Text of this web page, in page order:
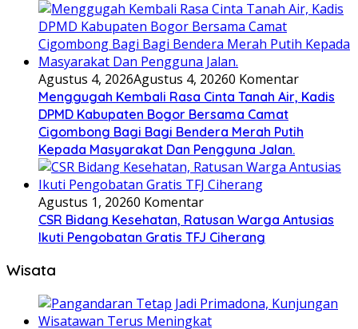
Agustus 4, 2026Agustus 4, 20260 Komentar
Menggugah Kembali Rasa Cinta Tanah Air, Kadis
DPMD Kabupaten Bogor Bersama Camat
Cigombong Bagi Bagi Bendera Merah Putih
Kepada Masyarakat Dan Pengguna Jalan.
Agustus 1, 20260 Komentar
CSR Bidang Kesehatan, Ratusan Warga Antusias
Ikuti Pengobatan Gratis TFJ Ciherang
Wisata